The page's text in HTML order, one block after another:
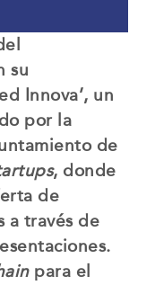
su
Innova’, un
por la
de
, donde
de
a través de
para el